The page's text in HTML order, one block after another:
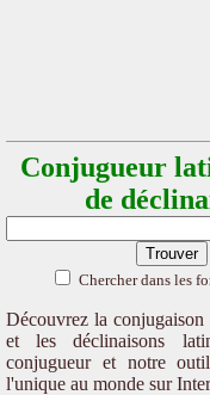
Conjugueur
de
Chercher dans les
Découvrez la conjugaison
et les déclinaisons
conjugueur et notre
l'unique au monde sur